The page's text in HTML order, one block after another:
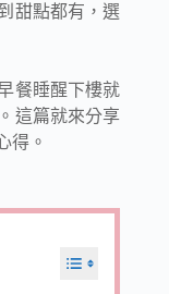
甜點都有，選
餐睡醒下樓就
這篇就來分享
得。